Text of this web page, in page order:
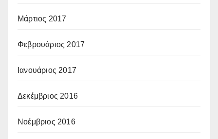
Μάρτιος 2017
Φεβρουάριος 2017
Ιανουάριος 2017
Δεκέμβριος 2016
Νοέμβριος 2016